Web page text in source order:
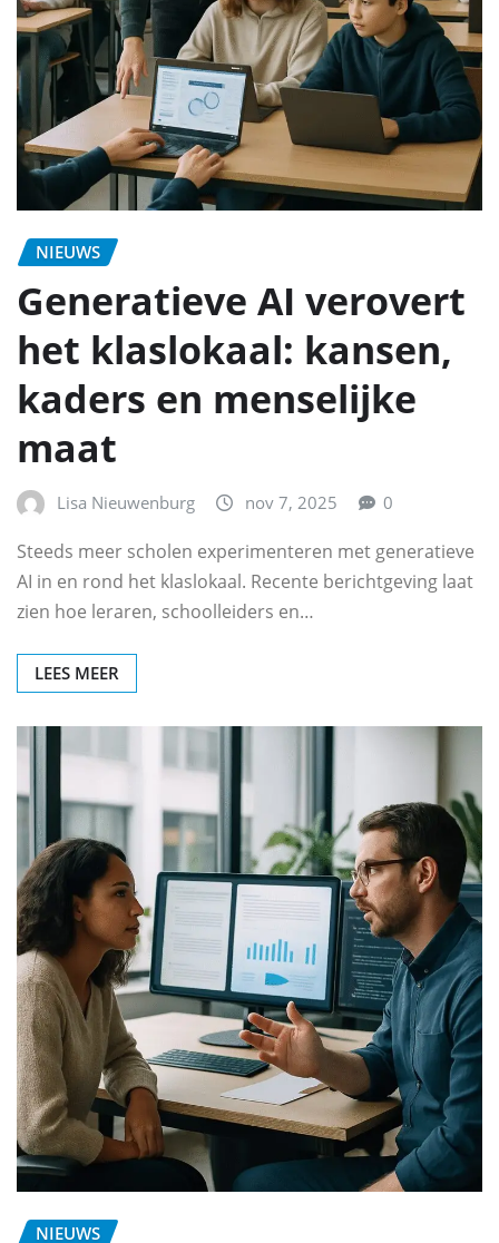
NIEUWS
Generatieve AI verovert
het klaslokaal: kansen,
kaders en menselijke
maat
Lisa Nieuwenburg nov 7, 2025 0
Steeds meer scholen experimenteren met generatieve
AI in en rond het klaslokaal. Recente berichtgeving laat
zien hoe leraren, schoolleiders en…
LEES MEER
NIEUWS